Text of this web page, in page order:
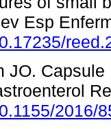
Esp
JO.
2016/